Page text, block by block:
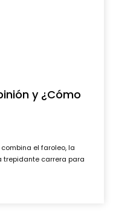
y ¿Cómo
el faroleo, la
trepidante carrera para